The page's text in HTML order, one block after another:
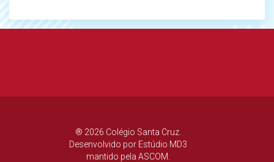
® 2026 Colégio Santa Cruz.
Desenvolvido por Estúdio MD3
mantido pela ASCOM.